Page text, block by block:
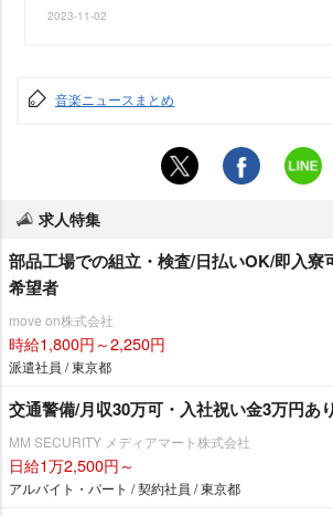
2023-11-02
音楽ニュースまとめ
求人特集
部品工場での組立・検査/日払いOK/即入寮
希望者
move on株式会社
時給1,800円～2,250円
派遣社員 / 東京都
交通警備/月収30万可・入社祝い金3万円あ
MM SECURITY メディアマート株式会社
日給1万2,500円～
アルバイト・パート / 契約社員 / 東京都